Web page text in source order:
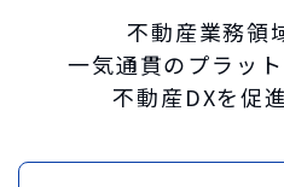
不動産業務領
一気通貫のプラッ
不動産DXを促